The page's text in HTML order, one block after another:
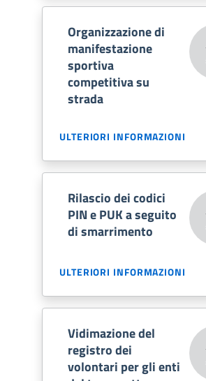
Organizzazione di
manifestazione
sportiva
competitiva su
strada
ULTERIORI INFORMAZIONI
Rilascio dei codici
PIN e PUK a seguito
di smarrimento
ULTERIORI INFORMAZIONI
Vidimazione del
registro dei
volontari per gli enti